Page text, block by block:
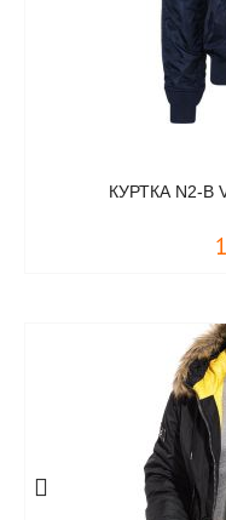
КУРТКА N2-B